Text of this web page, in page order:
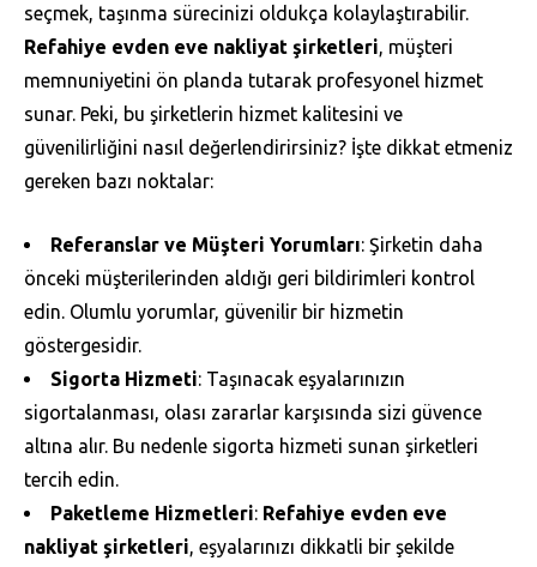
seçmek, taşınma sürecinizi oldukça kolaylaştırabilir.
Refahiye evden eve nakliyat şirketleri, müşteri
memnuniyetini ön planda tutarak profesyonel hizmet
sunar. Peki, bu şirketlerin hizmet kalitesini ve
güvenilirliğini nasıl değerlendirirsiniz? İşte dikkat etmeniz
gereken bazı noktalar:
Referanslar ve Müşteri Yorumları: Şirketin daha
önceki müşterilerinden aldığı geri bildirimleri kontrol
edin. Olumlu yorumlar, güvenilir bir hizmetin
göstergesidir.
Sigorta Hizmeti: Taşınacak eşyalarınızın
sigortalanması, olası zararlar karşısında sizi güvence
altına alır. Bu nedenle sigorta hizmeti sunan şirketleri
tercih edin.
Paketleme Hizmetleri: Refahiye evden eve
nakliyat şirketleri, eşyalarınızı dikkatli bir şekilde